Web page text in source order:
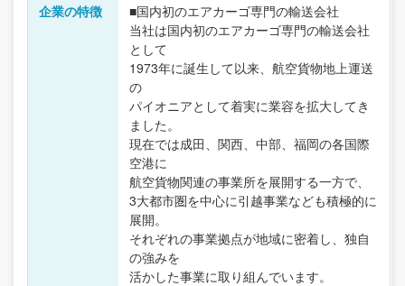
企業の特徴
■国内初のエアカーゴ専門の輸送会社
当社は国内初のエアカーゴ専門の輸送会社
として
1973年に誕生して以来、航空貨物地上運送
の
パイオニアとして着実に業容を拡大してき
ました。
現在では成田、関西、中部、福岡の各国際
空港に
航空貨物関連の事業所を展開する一方で、
3大都市圏を中心に引越事業なども積極的に
展開。
それぞれの事業拠点が地域に密着し、独自
の強みを
活かした事業に取り組んでいます。